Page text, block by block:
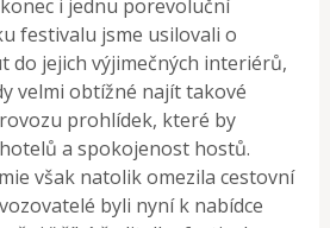
i jednu porevoluční
festivalu jsme usilovali o
do jejich výjimečných interiérů,
velmi obtížné najít takové
prohlídek, které by
a spokojenost hostů.
však natolik omezila cestovní
byli nyní k nabídce